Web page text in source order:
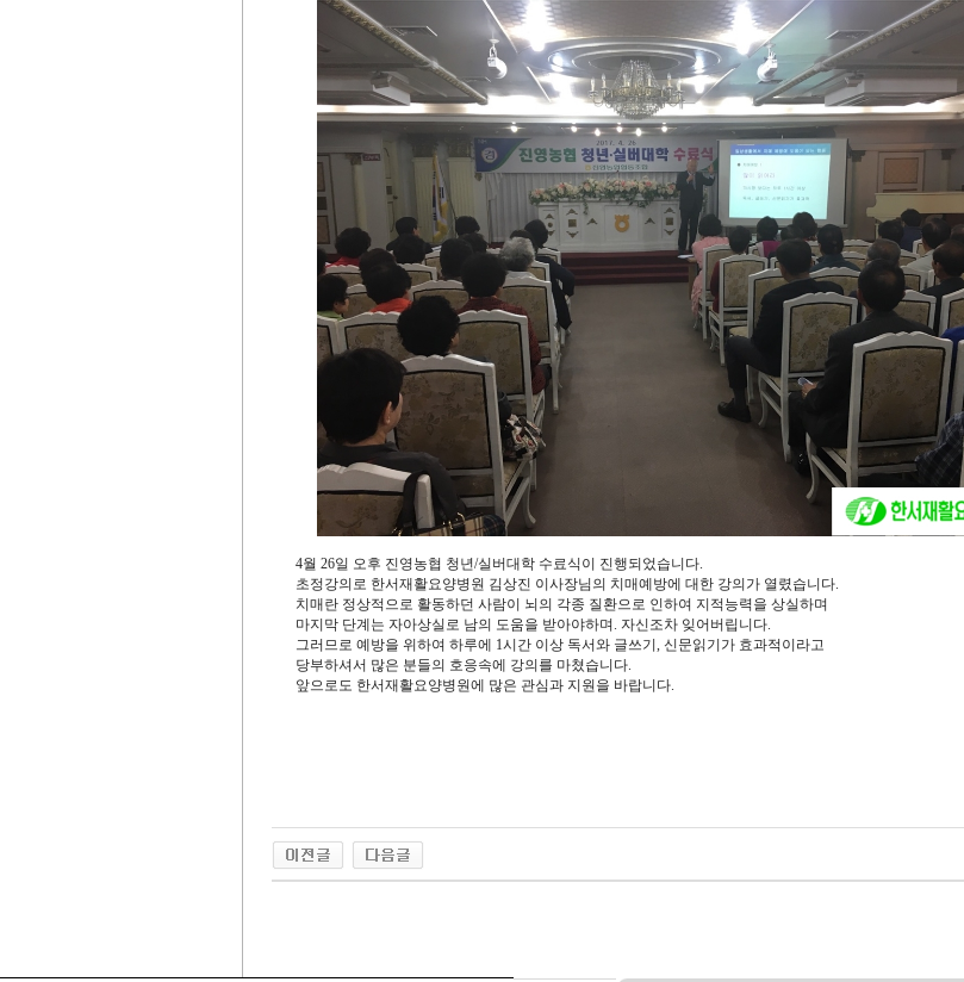
4월 26일 오후 진영농협 청년/실버대학 수료식이 진행되었습니다.
초정강의로 한서재활요양병원 김상진 이사장님의 치매예방에 대한 강의가 열렸습니다.
치매란 정상적으로 활동하던 사람이 뇌의 각종 질환으로 인하여 지적능력을 상실하며
마지막 단계는 자아상실로 남의 도움을 받아야하며. 자신조차 잊어버립니다.
그러므로 예방을 위하여 하루에 1시간 이상 독서와 글쓰기, 신문읽기가 효과적이라고
당부하셔서 많은 분들의 호응속에 강의를 마쳤습니다.
앞으로도 한서재활요양병원에 많은 관심과 지원을 바랍니다.